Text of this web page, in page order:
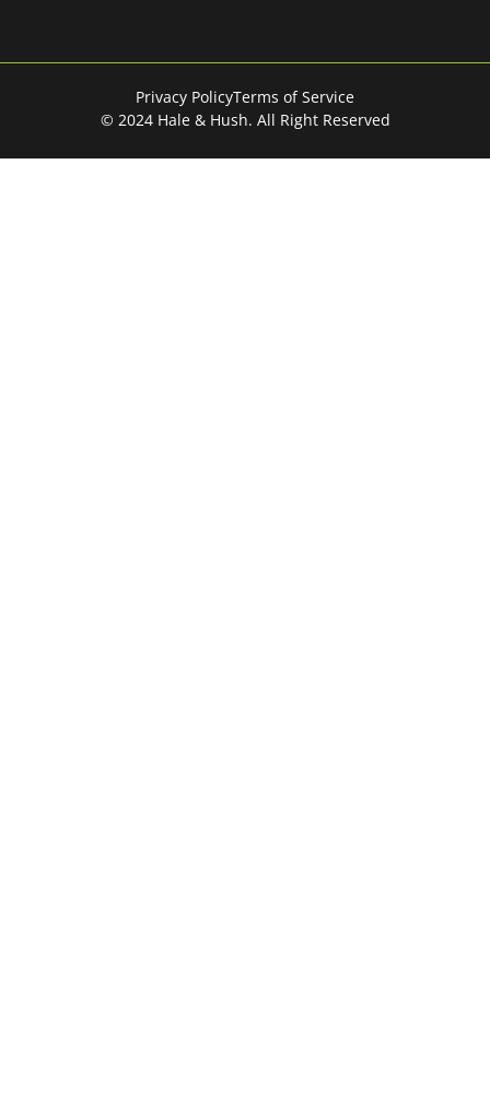
© 2024 Hale & Hush. All Right Reserved
Privacy PolicyTerms of Service